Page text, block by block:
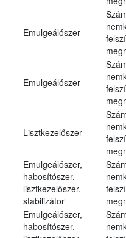
Emulgeálószer
Emulgeálószer
Lisztkezelőszer
Emulgeálószer,
habosítószer,
lisztkezelőszer,
stabilizátor
Emulgeálószer,
habosítószer,